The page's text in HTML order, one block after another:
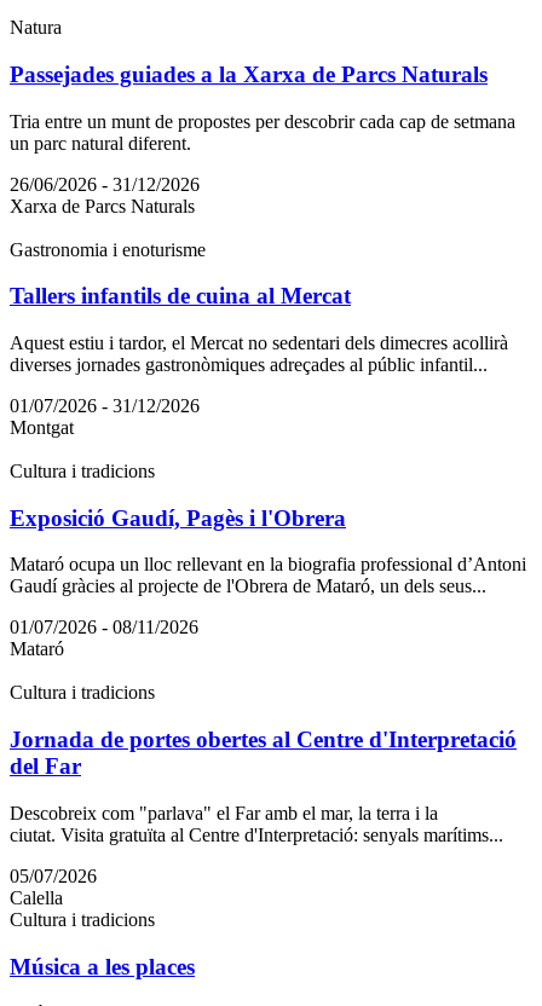
Natura
Passejades guiades a la Xarxa de Parcs Naturals
Tria entre un munt de propostes per descobrir cada cap de setmana
un parc natural diferent.
26/06/2026 - 31/12/2026
Xarxa de Parcs Naturals
Gastronomia i enoturisme
Tallers infantils de cuina al Mercat
Aquest estiu i tardor, el Mercat no sedentari dels dimecres acollirà
diverses jornades gastronòmiques adreçades al públic infantil...
01/07/2026 - 31/12/2026
Montgat
Cultura i tradicions
Exposició Gaudí, Pagès i l'Obrera
Mataró ocupa un lloc rellevant en la biografia professional d’Antoni
Gaudí gràcies al projecte de l'Obrera de Mataró, un dels seus...
01/07/2026 - 08/11/2026
Mataró
Cultura i tradicions
Jornada de portes obertes al Centre d'Interpretació
del Far
Descobreix com "parlava" el Far amb el mar, la terra i la
ciutat. Visita gratuïta al Centre d'Interpretació: senyals marítims...
05/07/2026
Calella
Cultura i tradicions
Música a les places